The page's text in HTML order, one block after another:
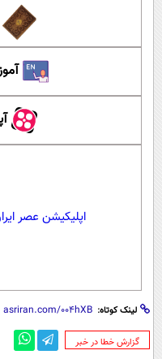
اپلیکیشن عصر
لینک کوتاه:
‌گزارش خطا در خبر